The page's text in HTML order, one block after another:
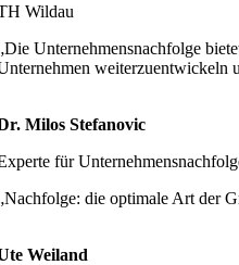
Wildau
Unternehmensnachfolge
weiterzuentwickeln
Milos Stefanovic
für
die optimale Art der
Weiland